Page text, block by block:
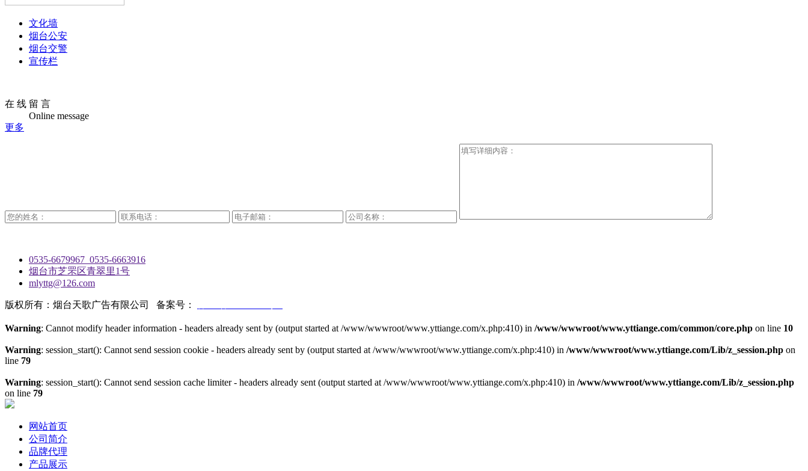
文化墙
烟台公安
烟台交警
宣传栏
在 线 留 言
Online message
更多
0535-6679967 0535-6663916
烟台市芝罘区青翠里1号
mlyttg@126.com
版权所有：烟台天歌广告有限公司 备案号：
Warning: Cannot modify header information - headers already sent by (output started at /www/wwwroot/www.yttiange.com/x.php:410) in /www/wwwroot/www.yttiange.com/common/core.php on line 10
Warning: session_start(): Cannot send session cookie - headers already sent by (output started at /www/wwwroot/www.yttiange.com/x.php:410) in /www/wwwroot/www.yttiange.com/Lib/z_session.php on
line 79
Warning: session_start(): Cannot send session cache limiter - headers already sent (output started at /www/wwwroot/www.yttiange.com/x.php:410) in /www/wwwroot/www.yttiange.com/Lib/z_session.php
on line 79
网站首页
公司简介
品牌代理
产品展示